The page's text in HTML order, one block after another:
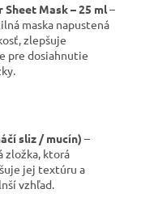
Sheet Mask – 25 ml–
maska napustená
zlepšuje
pre dosiahnutie
sliz / mucín) –
zložka, ktorá
jej textúru a
vzhľad.